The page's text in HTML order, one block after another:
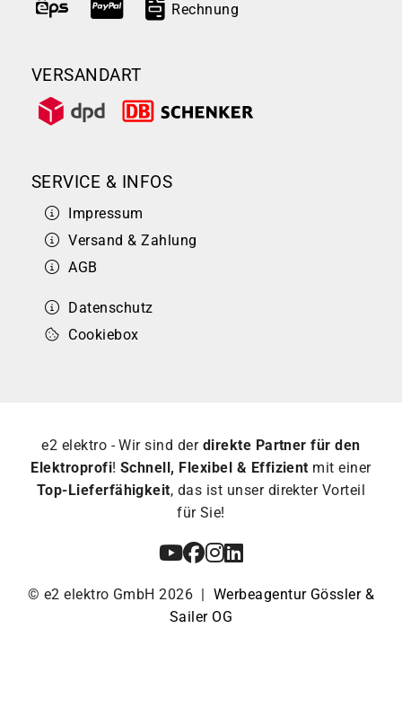
Rechnung
VERSANDART
SERVICE & INFOS
Impressum
Versand & Zahlung
AGB
Datenschutz
Cookiebox
e2 elektro - Wir sind der direkte Partner für den
Elektroprofi! Schnell, Flexibel & Effizient mit einer
Top-Lieferfähigkeit, das ist unser direkter Vorteil
für Sie!
© e2 elektro GmbH 2026 | Werbeagentur Gössler &
Sailer OG